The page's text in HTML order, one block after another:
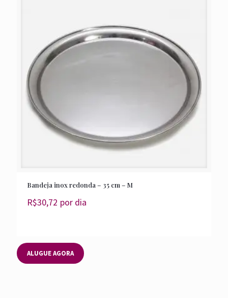
Bandeja inox redonda – 35 cm – M
R$30,72 por dia
ALUGUE AGORA